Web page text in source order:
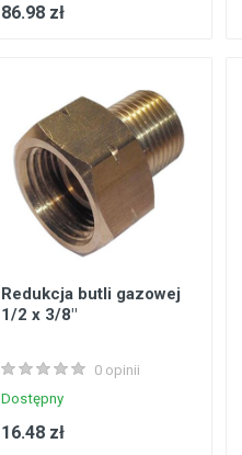
86.98 zł
Redukcja butli gazowej
1/2 x 3/8"
0 opinii
Dostępny
16.48 zł